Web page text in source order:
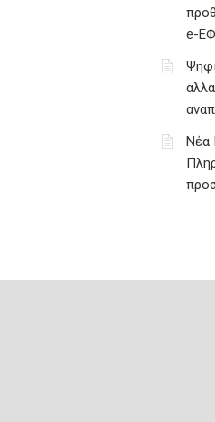
e-
Νέα